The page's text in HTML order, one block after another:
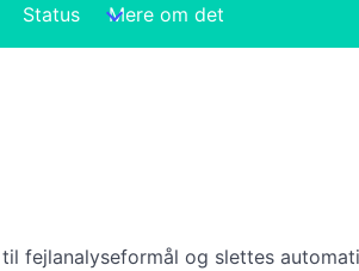
Status Mere om det
fejlanalyseformål og slettes